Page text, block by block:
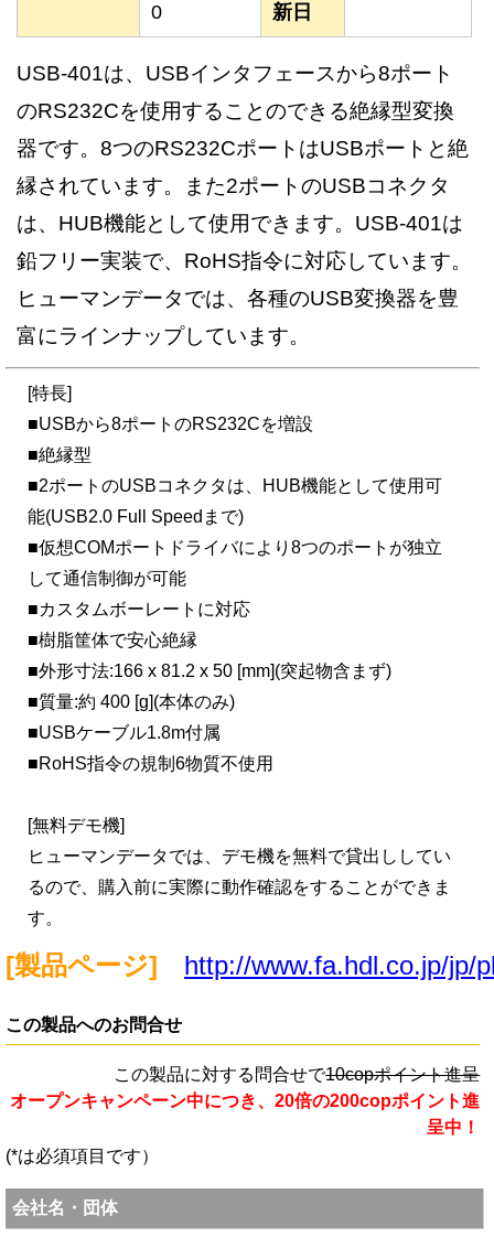
0
新日
USB-401は、USBインタフェースから8ポート
のRS232Cを使用することのできる絶縁型変換
器です。8つのRS232CポートはUSBポートと絶
縁されています。また2ポートのUSBコネクタ
は、HUB機能として使用できます。USB-401は
鉛フリー実装で、RoHS指令に対応しています。
ヒューマンデータでは、各種のUSB変換器を豊
富にラインナップしています。
[特長]
■USBから8ポートのRS232Cを増設
■絶縁型
■2ポートのUSBコネクタは、HUB機能として使用可
能(USB2.0 Full Speedまで)
■仮想COMポートドライバにより8つのポートが独立
して通信制御が可能
■カスタムボーレートに対応
■樹脂筐体で安心絶縁
■外形寸法:166 x 81.2 x 50 [mm](突起物含まず)
■質量:約 400 [g](本体のみ)
■USBケーブル1.8m付属
■RoHS指令の規制6物質不使用
[無料デモ機]
ヒューマンデータでは、デモ機を無料で貸出ししてい
るので、購入前に実際に動作確認をすることができま
す。
[製品ページ] http://www.fa.hdl.co.jp/jp/
この製品へのお問合せ
この製品に対する問合せで10copポイント進呈
オープンキャンペーン中につき、20倍の200copポイント進
呈中！
(*は必須項目です）
会社名・団体